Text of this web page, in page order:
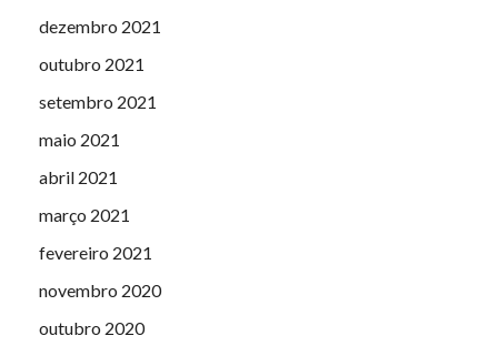
dezembro 2021
outubro 2021
setembro 2021
maio 2021
abril 2021
março 2021
fevereiro 2021
novembro 2020
outubro 2020